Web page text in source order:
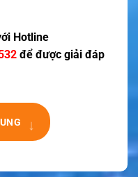
Hotline
để được giải đáp
↓